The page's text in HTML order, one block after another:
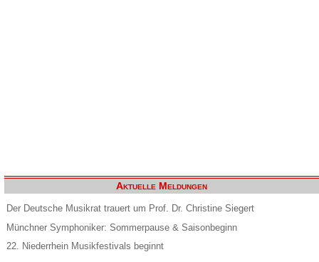
Aktuelle Meldungen
Der Deutsche Musikrat trauert um Prof. Dr. Christine Siegert
Münchner Symphoniker: Sommerpause & Saisonbeginn
22. Niederrhein Musikfestivals beginnt